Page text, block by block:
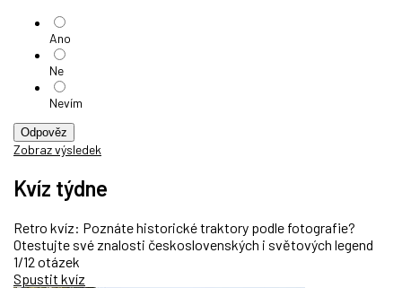
Ano
Ne
Nevím
Odpověz
Zobraz výsledek
Kvíz týdne
Retro kvíz: Poznáte historické traktory podle fotografie?
Otestujte své znalosti československých i světových legend
1/12 otázek
Spustit kvíz